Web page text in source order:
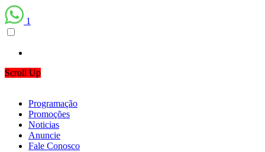
1
Scroll Up
Programação
Promoções
Noticias
Anuncie
Fale Conosco